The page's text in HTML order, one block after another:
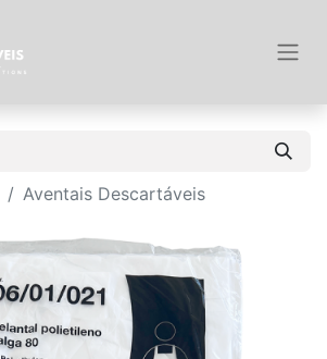
Aventais Descartáveis